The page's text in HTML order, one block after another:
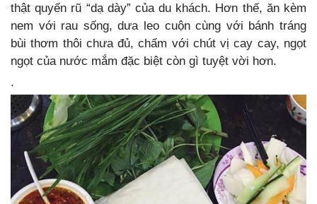
thật quyến rũ “dạ dày” của du khách. Hơn thế, ăn kèm
nem với rau sống, dưa leo cuộn cùng với bánh tráng
bùi thơm thôi chưa đủ, chấm với chút vị cay cay, ngọt
ngọt của nước mắm đặc biệt còn gì tuyệt vời hơn.
.